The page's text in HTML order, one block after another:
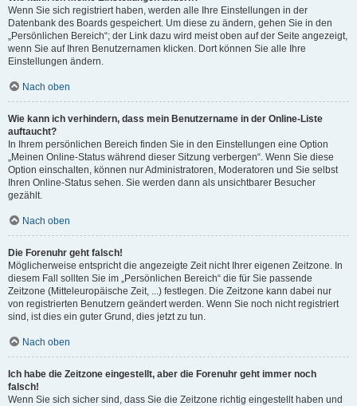
Wenn Sie sich registriert haben, werden alle Ihre Einstellungen in der
Datenbank des Boards gespeichert. Um diese zu ändern, gehen Sie in den
„Persönlichen Bereich“; der Link dazu wird meist oben auf der Seite angezeigt,
wenn Sie auf Ihren Benutzernamen klicken. Dort können Sie alle Ihre
Einstellungen ändern.
Nach oben
Wie kann ich verhindern, dass mein Benutzername in der Online-Liste
auftaucht?
In Ihrem persönlichen Bereich finden Sie in den Einstellungen eine Option
„Meinen Online-Status während dieser Sitzung verbergen“. Wenn Sie diese
Option einschalten, können nur Administratoren, Moderatoren und Sie selbst
Ihren Online-Status sehen. Sie werden dann als unsichtbarer Besucher
gezählt.
Nach oben
Die Forenuhr geht falsch!
Möglicherweise entspricht die angezeigte Zeit nicht Ihrer eigenen Zeitzone. In
diesem Fall sollten Sie im „Persönlichen Bereich“ die für Sie passende
Zeitzone (Mitteleuropäische Zeit, ...) festlegen. Die Zeitzone kann dabei nur
von registrierten Benutzern geändert werden. Wenn Sie noch nicht registriert
sind, ist dies ein guter Grund, dies jetzt zu tun.
Nach oben
Ich habe die Zeitzone eingestellt, aber die Forenuhr geht immer noch
falsch!
Wenn Sie sich sicher sind, dass Sie die Zeitzone richtig eingestellt haben und